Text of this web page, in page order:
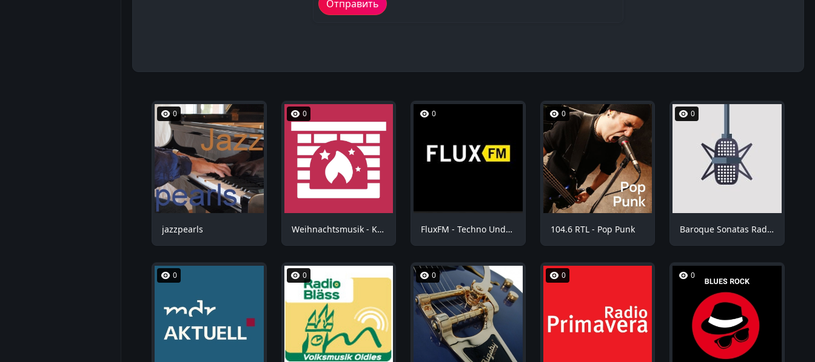
0
jazzpearls
0
Weihnachtsmusik - Kuschel Weihnachten
0
FluxFM - Techno Underground
0
104.6 RTL - Pop Punk
0
Baroque Sonatas Radio
0 0 0 0 0